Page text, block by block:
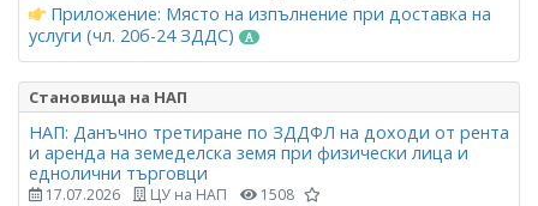
Приложение: Място на изпълнение при доставка на
услуги (чл. 20б-24 ЗДДС)
Становища на НАП
НАП: Данъчно третиране по ЗДДФЛ на доходи от рента
и аренда на земеделска земя при физически лица и
еднолични търговци
17.07.2026 ЦУ на НАП 1508